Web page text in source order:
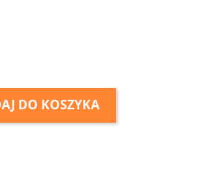
DO KOSZYKA